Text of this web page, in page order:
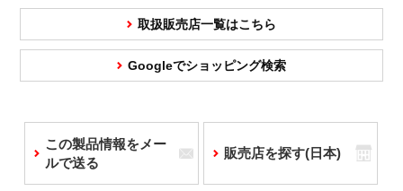
取扱販売店一覧はこちら
Googleでショッピング検索
この製品情報をメー
ルで送る
販売店を探す(日本)